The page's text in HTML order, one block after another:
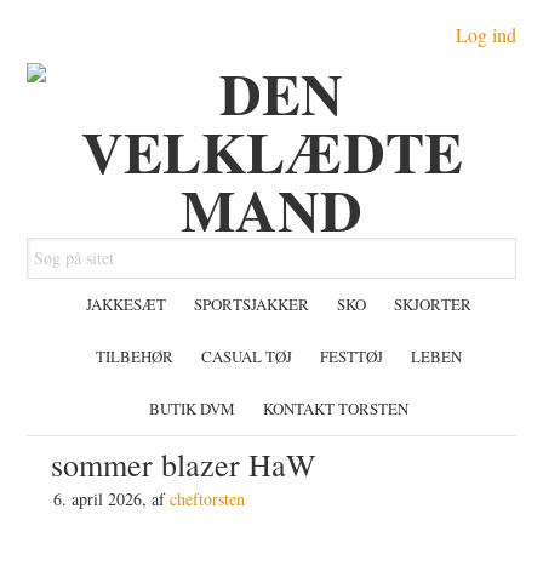
indhold
Log ind
Søg
på
JAKKESÆT SPORTSJAKKER SKO SKJORTER
TILBEHØR CASUAL TØJ FESTTØJ LEBEN
BUTIK DVM KONTAKT TORSTEN
sommer blazer HaW
6. april 2026, afcheftorsten